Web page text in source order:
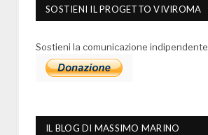
SOSTIENI IL PROGETTO VIVIROMA
Sostieni la comunicazione indipendente
IL BLOG DI MASSIMO MARINO